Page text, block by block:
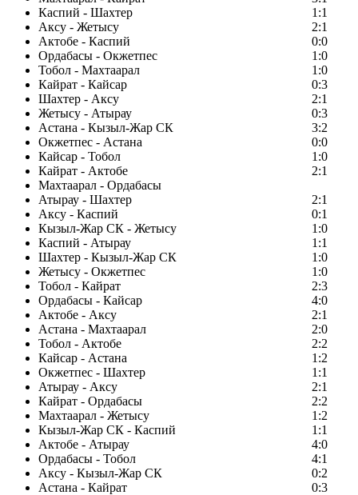
Каспий - Шахтер
1:1
Аксу - Жетысу
2:1
Актобе - Каспий
0:0
Ордабасы - Окжетпес
1:0
Тобол - Махтаарал
1:0
Кайрат - Кайсар
0:3
Шахтер - Аксу
2:1
Жетысу - Атырау
0:3
Астана - Кызыл-Жар СК
3:2
Окжетпес - Астана
0:0
Кайсар - Тобол
1:0
Кайрат - Актобе
2:1
Махтаарал - Ордабасы
Атырау - Шахтер
2:1
Аксу - Каспий
0:1
Кызыл-Жар СК - Жетысу
1:0
Каспий - Атырау
1:1
Шахтер - Кызыл-Жар СК
1:0
Жетысу - Окжетпес
1:0
Тобол - Кайрат
2:3
Ордабасы - Кайсар
4:0
Актобе - Аксу
2:1
Астана - Махтаарал
2:0
Тобол - Актобе
2:2
Кайсар - Астана
1:2
Окжетпес - Шахтер
1:1
Атырау - Аксу
2:1
Кайрат - Ордабасы
2:2
Махтаарал - Жетысу
1:2
Кызыл-Жар СК - Каспий
1:1
Актобе - Атырау
4:0
Ордабасы - Тобол
4:1
Аксу - Кызыл-Жар СК
0:2
Астана - Кайрат
0:3